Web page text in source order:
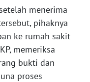
menerima
pihaknya
ke rumah sakit
memeriksa
bukti dan
proses